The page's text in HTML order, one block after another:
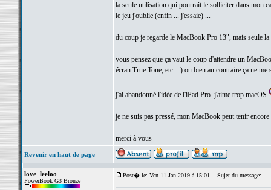
la seule utilisation qui pourrait le solliciter dans mon
le jeu j'oublie (enfin ... j'essaie) ...
du coup je regarde le MacBook Pro 13", mais seule
vous pensez que ça vaut le coup d'attendre un
écran True Tone, etc ...) ou bien au contraire ça ne
j'ai abandonné l'idée de l'iPad Pro. j'aime trop macOS
je ne suis pas pressé, mon MacBook peut tenir
merci à vous
Revenir en haut de page
love_leeloo
PowerBook G3 Bronze
Post� le: Ven 11 Jan 2019 à 15:01 Sujet du message: